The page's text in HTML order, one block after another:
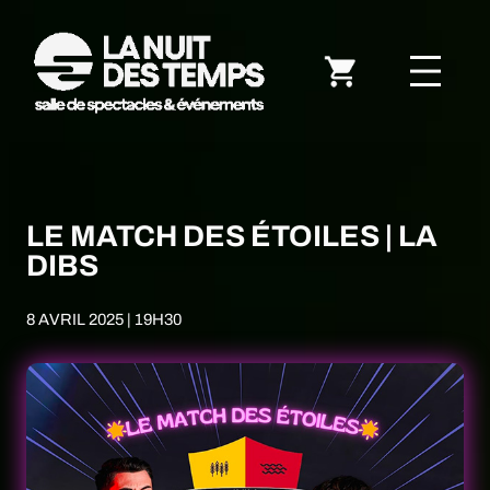
LE MATCH DES ÉTOILES | LA
DIBS
8 AVRIL 2025 | 19H30